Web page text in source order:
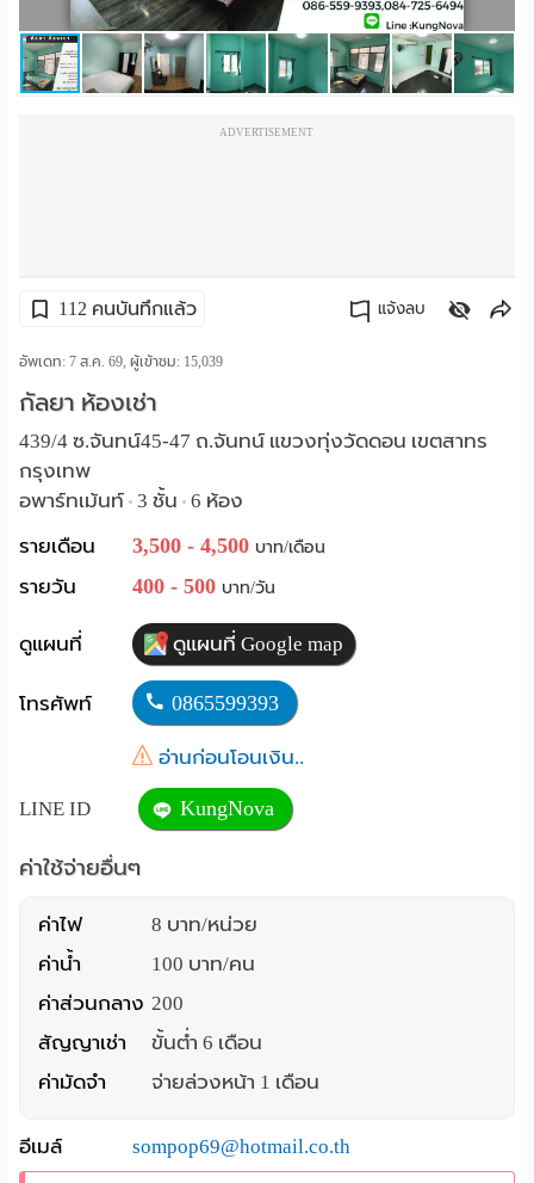
พัก
ราย
ฟรี
Language
English
ADVERTISEMENT
112 คนบันทึกแล้ว แจ้งลบ
อัพเดท: 7 ส.ค. 69, ผู้เข้าชม: 15,039
กัลยา ห้องเช่า
439/4 ซ.จันทน์45-47 ถ.จันทน์ แขวงทุ่งวัดดอน เขตสาทร
กรุงเทพ
อพาร์ทเม้นท์ • 3 ชั้น • 6 ห้อง
รายเดือน
3,500 - 4,500 บาท/เดือน
รายวัน 400 - 500 บาท/วัน
ดูแผนที่ ดูแผนที่ Google map
โทรศัพท์ 0865599393
อ่านก่อนโอนเงิน..
LINE ID KungNova
ค่าใช้จ่ายอื่นๆ
ค่าไฟ
8 บาท/หน่วย
ค่าน้ำ
100 บาท/คน
ค่าส่วนกลาง 200
สัญญาเช่า
ขั้นต่ำ 6 เดือน
ค่ามัดจำ
จ่ายล่วงหน้า 1 เดือน
อีเมล์ sompop69@hotmail.co.th